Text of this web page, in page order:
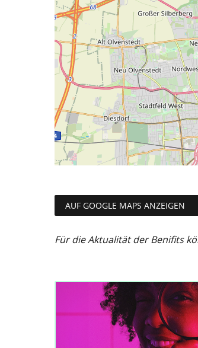
AUF GOOGLE MAPS ANZEIGEN
Für die Aktualität der Benifits